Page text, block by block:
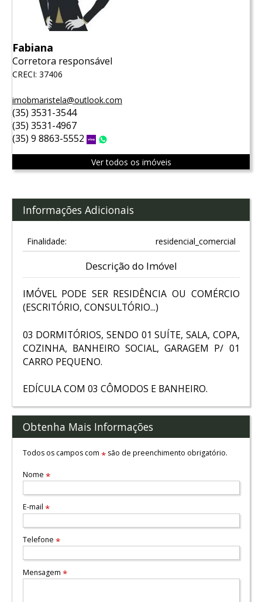
Fabiana
Corretora responsável
CRECI: 37406
imobmaristela@outlook.com
(35) 3531-3544
(35) 3531-4967
(35) 9 8863-5552
Vivo
Ver todos os imóveis
Informações Adicionais
Finalidade: residencial_comercial
Descrição do Imóvel
IMÓVEL PODE SER RESIDÊNCIA OU COMÉRCIO
(ESCRITÓRIO, CONSULTÓRIO...)
03 DORMITÓRIOS, SENDO 01 SUÍTE, SALA, COPA,
COZINHA, BANHEIRO SOCIAL, GARAGEM P/ 01
CARRO PEQUENO.
EDÍCULA COM 03 CÔMODOS E BANHEIRO.
Obtenha Mais Informações
Todos os campos com *são de preenchimento obrigatório.
Nome *
E-mail *
Telefone *
Mensagem *